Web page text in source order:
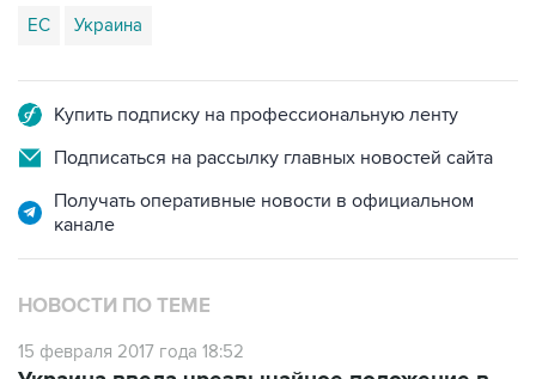
Подписаться на рассылку главных новостей сайта
Получать оперативные новости в официальном
НОВОСТИ ПО ТЕМЕ
15 февраля 2017 года 18:52
сфере энергетики